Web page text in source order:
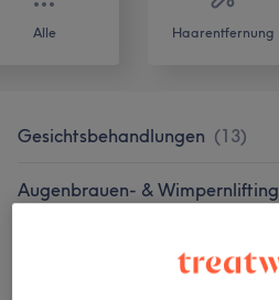
Alle Haarentfernung
Gesichtsbehandlungen (13)
Augenbrauen- & Wimpernlifting